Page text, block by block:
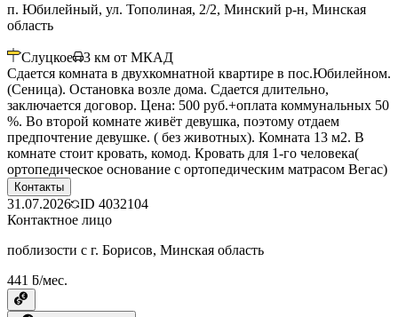
п. Юбилейный, ул. Тополиная, 2/2, Минский р-н, Минская
область
Слуцкое 3 км от МКАД
Сдается комната в двухкомнатной квартире в пос.Юбилейном.
(Сеница). Остановка возле дома. Сдается длительно,
заключается договор. Цена: 500 руб.+оплата коммунальных 50
%. Во второй комнате живёт девушка, поэтому отдаем
предпочтение девушке. ( без животных). Комната 13 м2. В
комнате стоит кровать, комод. Кровать для 1-го человека(
ортопедическое основание с ортопедическим матрасом Вегас)
Контакты
31.07.2026 ID 4032104
Контактное лицо
поблизости с г. Борисов, Минская область
441 ƃ/мес.